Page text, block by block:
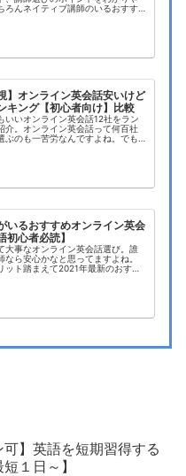
ろんネイティブ講師のいるおすす
】オンライン英会話安いけど
キング【初心者向け】比較
いいオンライン英会話12社をラン
介。オンライン英会話って何百社
ぶのも一苦労なんですよね。でも
いるおすすめオンライン英会
初心者必読】
大事なオンライン英会話選び。誰
なら安心かなと思ってますよね。
ット踏まえて2021年最新のおすす
可】英語を短期習得する
１日～】